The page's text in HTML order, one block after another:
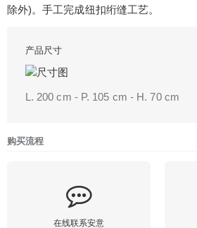
除外)。手工完成纽扣绗缝工艺。
产品尺寸
L. 200 cm - P. 105 cm - H. 70 cm
购买流程
在线联系安意